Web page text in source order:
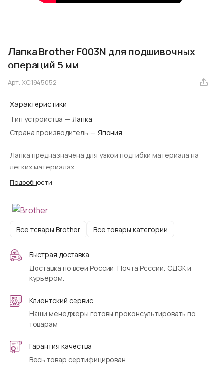
Лапка Brother F003N для подшивочных
операций 5 мм
Арт. XC1945052
Характеристики
Тип устройства — Лапка
Страна производитель — Япония
Лапка предназначена для узкой подгибки материала на
легких материалах.
Подробности
Все товары Brother Все товары категории
Быстрая доставка
Доставка по всей России: Почта России, СДЭК и
курьером.
Клиентский сервис
Наши менеджеры готовы проконсультировать по
товарам
Гарантия качества
Весь товар сертифицирован